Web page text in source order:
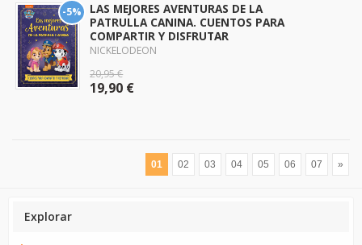
-5%
LAS MEJORES AVENTURAS DE LA
PATRULLA CANINA. CUENTOS PARA
COMPARTIR Y DISFRUTAR
NICKELODEON
20,95 €
19,90 €
01 02 03 04 05 06 07 »
Explorar